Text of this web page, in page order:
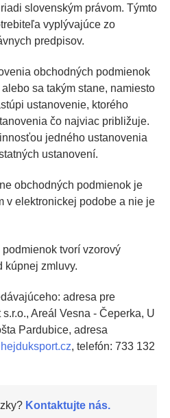
slovenským právom. Týmto
vyplývajúce zo
predpisov.
obchodných podmienok
sa takým stane, namiesto
ustanovenie, ktorého
čo najviac približuje.
jedného ustanovenia
ustanovení.
obchodných podmienok je
v elektronickej podobe a nie je
tvorí vzorový
kúpnej zmluvy.
adresa pre
Areál Vesna - Čeperka, U
Pardubice, adresa
, telefón: 733 132
Kontaktujte nás.